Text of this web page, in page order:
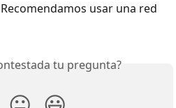
usar una red
tu pregunta?